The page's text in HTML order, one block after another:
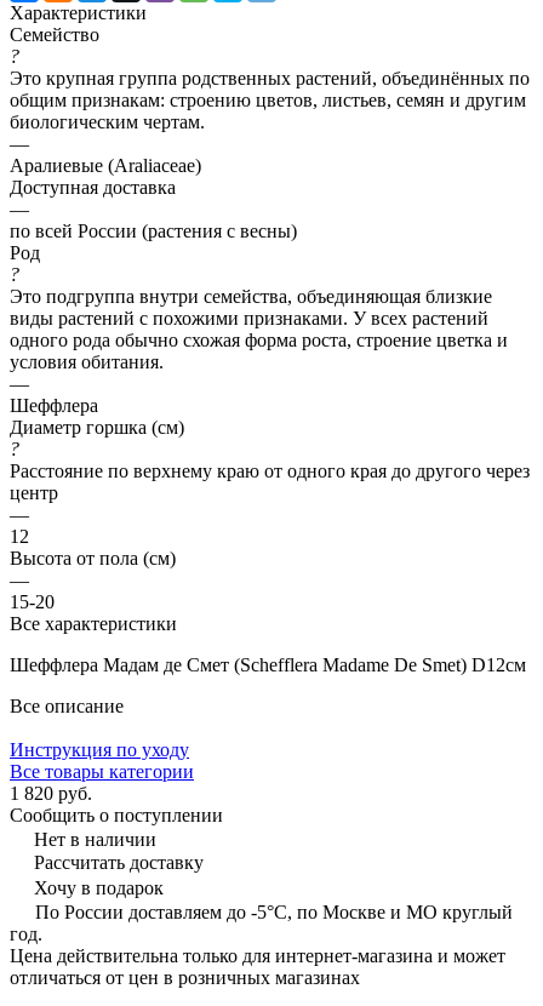
Характеристики
Семейство
?
Это крупная группа родственных растений, объединённых по
общим признакам: строению цветов, листьев, семян и другим
биологическим чертам.
—
Аралиевые (Araliaceae)
Доступная доставка
—
по всей России (растения с весны)
Род
?
Это подгруппа внутри семейства, объединяющая близкие
виды растений с похожими признаками. У всех растений
одного рода обычно схожая форма роста, строение цветка и
условия обитания.
—
Шеффлера
Диаметр горшка (см)
?
Расстояние по верхнему краю от одного края до другого через
центр
—
12
Высота от пола (см)
—
15-20
Все характеристики
Шеффлера Мадам де Смет (Schefflera Madame De Smet) D12см
Все описание
Инструкция по уходу
Все товары категории
1 820 руб.
Сообщить о поступлении
Нет в наличии
Рассчитать доставку
Хочу в подарок
По России доставляем до -5°C, по Москве и МО круглый
год.
Цена действительна только для интернет-магазина и может
отличаться от цен в розничных магазинах